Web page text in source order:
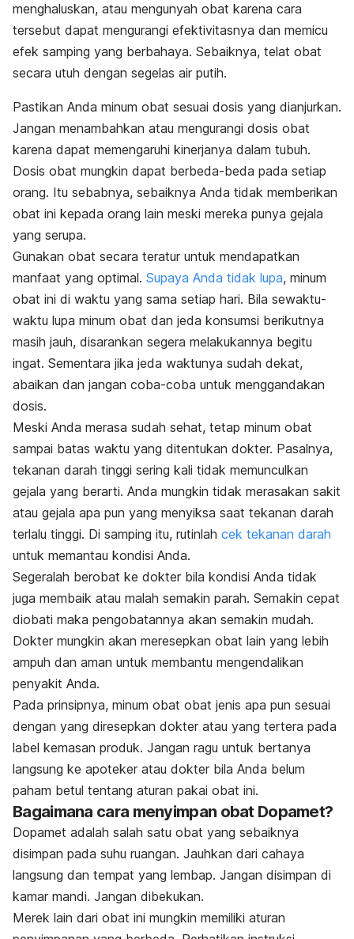
menghaluskan, atau mengunyah obat karena cara
tersebut dapat mengurangi efektivitasnya dan memicu
efek samping yang berbahaya. Sebaiknya, telat obat
secara utuh dengan segelas air putih.
Pastikan Anda minum obat sesuai dosis yang dianjurkan.
Jangan menambahkan atau mengurangi dosis obat
karena dapat memengaruhi kinerjanya dalam tubuh.
Dosis obat mungkin dapat berbeda-beda pada setiap
orang. Itu sebabnya, sebaiknya Anda tidak memberikan
obat ini kepada orang lain meski mereka punya gejala
yang serupa.
Gunakan obat secara teratur untuk mendapatkan
manfaat yang optimal. Supaya Anda tidak lupa, minum
obat ini di waktu yang sama setiap hari. Bila sewaktu-
waktu lupa minum obat dan jeda konsumsi berikutnya
masih jauh, disarankan segera melakukannya begitu
ingat. Sementara jika jeda waktunya sudah dekat,
abaikan dan jangan coba-coba untuk menggandakan
dosis.
Meski Anda merasa sudah sehat, tetap minum obat
sampai batas waktu yang ditentukan dokter. Pasalnya,
tekanan darah tinggi sering kali tidak memunculkan
gejala yang berarti. Anda mungkin tidak merasakan sakit
atau gejala apa pun yang menyiksa saat tekanan darah
terlalu tinggi. Di samping itu, rutinlah cek tekanan darah
untuk memantau kondisi Anda.
Segeralah berobat ke dokter bila kondisi Anda tidak
juga membaik atau malah semakin parah. Semakin cepat
diobati maka pengobatannya akan semakin mudah.
Dokter mungkin akan meresepkan obat lain yang lebih
ampuh dan aman untuk membantu mengendalikan
penyakit Anda.
Pada prinsipnya, minum obat obat jenis apa pun sesuai
dengan yang diresepkan dokter atau yang tertera pada
label kemasan produk. Jangan ragu untuk bertanya
langsung ke apoteker atau dokter bila Anda belum
paham betul tentang aturan pakai obat ini.
Bagaimana cara menyimpan obat Dopamet?
Dopamet adalah salah satu obat yang sebaiknya
disimpan pada suhu ruangan. Jauhkan dari cahaya
langsung dan tempat yang lembap. Jangan disimpan di
kamar mandi. Jangan dibekukan.
Merek lain dari obat ini mungkin memiliki aturan